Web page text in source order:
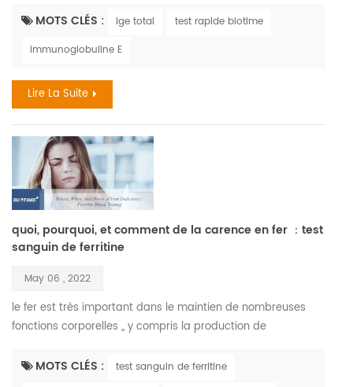
grave la plus courante mettant la vie en danger les
d'insectes. le coût annuel des allergies dépasse le milliard.
MOTS CLÉS : ige total
test rapide biotime
immunoglobuline E
Lire La Suite
quoi, pourquoi, et comment de la carence en fer ：test
sanguin de ferritine
May 06 , 2022
le fer est très important dans le maintien de nombreuses
fonctions corporelles ,, y compris la production de
l'oxygène. le fer est également nécessaire au maintien de
MOTS CLÉS : test sanguin de ferritine